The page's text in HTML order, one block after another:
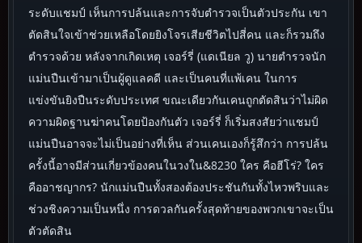
ระดับแชมป์ เห็นการปล้นและการจับตำรวจเป็นตัวประกัน เขา
ตัดสินใจเข้าช่วยเหลือโดยยิงโจรเสียชีวิตไปสี่คน และก็รวมถึง
ตำรวจด้วย หลังจากเกิดเหตุ เจอร์รี่ (แดเนียล วู) นายตำรวจนัก
แม่นปืนเข้ามาเป็นผู้ดูแลคดี และเป็นคนที่แพ้เคน ในการ
แข่งขันยิงปืนระดับประเทศ ขณะเดียวกันเคนถูกตัดสินว่าไม่ผิด
ความผิดฐานฆ่าคนโดยป้องกันตัว เจอร์รี่ ก็เริ่มสงสัยว่าแชมป์
แม่นปืนอาจจะไม่เป็นอย่างที่เห็น ส่วนเคนเองก็รู้สึกว่า การปล้น
ครั้งนี้อาจมีส่วนเกี่ยวข้องคนในวงใน&8230 ใคร คือฮีโร่? ใคร
คืออาชญากร? นักแม่นปืนทั้งสองต้องประชันกันทั้งไหวพริบและ
ช่วงชิงความเป็นหนึ่ง การดวลกันครั้งสุดท้ายของพวกเขาจะเป็น
ตัวตัดสิน